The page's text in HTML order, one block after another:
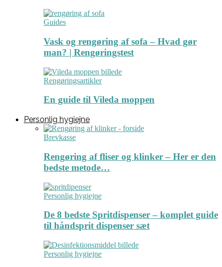
Guides
Vask og rengøring af sofa – Hvad gør
man? | Rengøringstest
Rengøringsartikler
En guide til Vileda moppen
Personlig hygiejne
Brevkasse
Rengøring af fliser og klinker – Her er den
bedste metode…
Personlig hygiejne
De 8 bedste Spritdispenser – komplet guide
til håndsprit dispenser sæt
Personlig hygiejne